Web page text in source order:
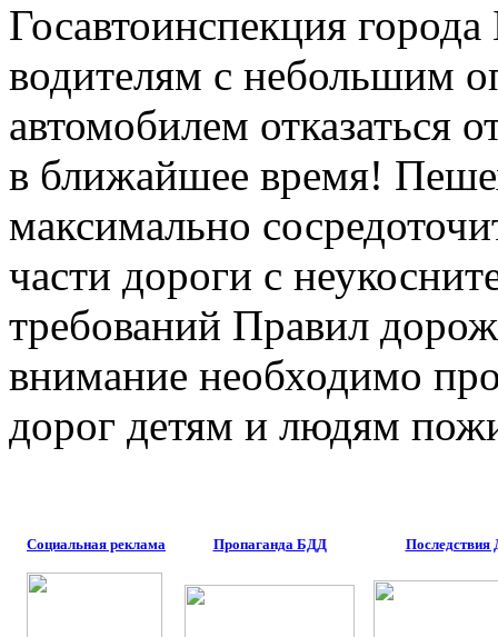
Госавтоинспекция
водителям с небольшим
автомобилем отказаться
в ближайшее время!
максимально
части дороги с
требований Правил
внимание необходимо
дорог детям и людям
Социальная реклама Пропаганда БДД